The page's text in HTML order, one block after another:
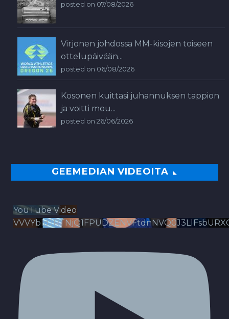
posted on 07/08/2026
Virjonen johdossa MM-kisojen toiseen
ottelupäivään...
posted on 06/08/2026
Kosonen kuittasi juhannuksen tappion
ja voitti mou...
posted on 26/06/2026
GEEMEDIAN VIDEOITA
YouTube Video